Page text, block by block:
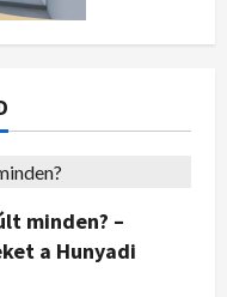
minden? –
a Hunyadi